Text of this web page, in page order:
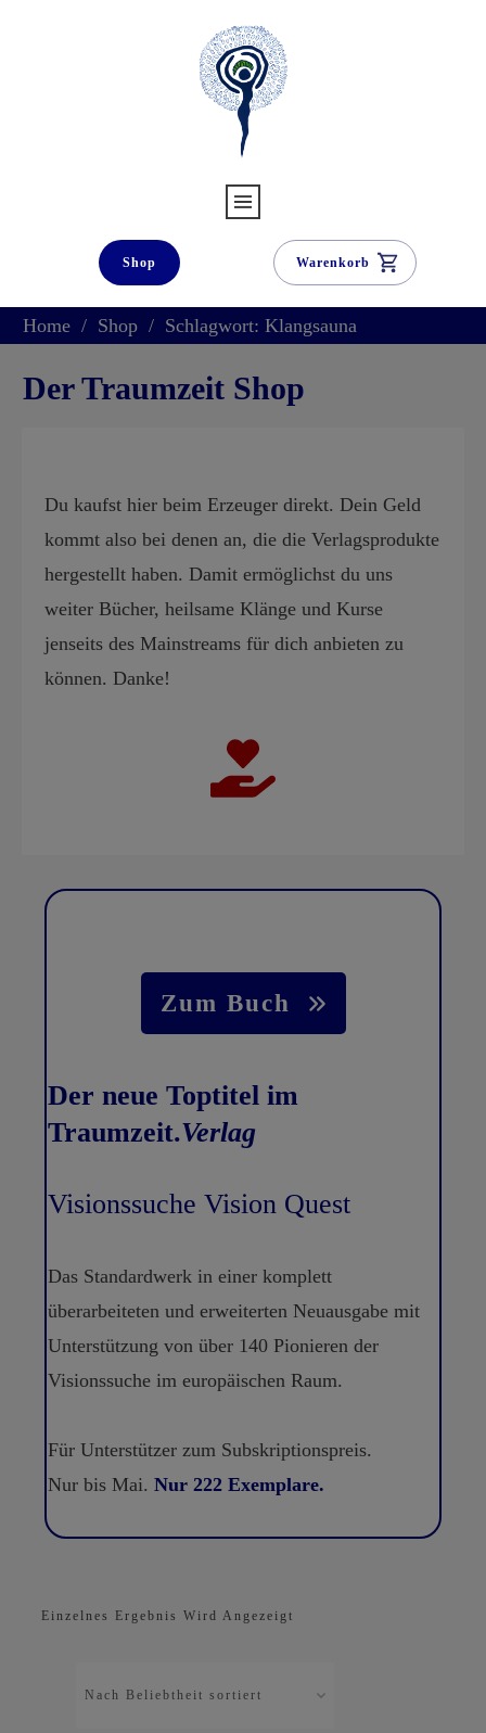
Shop Warenkorb
Home / Shop / Schlagwort: Klangsauna
Der Traumzeit Shop
Du kaufst hier beim Erzeuger direkt. Dein Geld
kommt also bei denen an, die die Verlagsprodukte
hergestellt haben. Damit ermöglichst du uns
weiter Bücher, heilsame Klänge und Kurse
jenseits des Mainstreams für dich anbieten zu
können. Danke!
Zum Buch
Der neue Toptitel im
Traumzeit.Verlag
Visionssuche Vision Quest
Das Standardwerk in einer komplett
überarbeiteten und erweiterten Neuausgabe mit
Unterstützung von über 140 Pionieren der
Visionssuche im europäischen Raum.
Für Unterstützer zum Subskriptionspreis.
Nur bis Mai. Nur 222 Exemplare.
Einzelnes Ergebnis Wird Angezeigt